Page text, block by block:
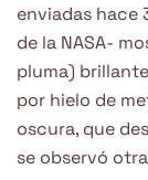
enviadas hace
de la NASA-
pluma)
por hielo de
oscura, que
se observó